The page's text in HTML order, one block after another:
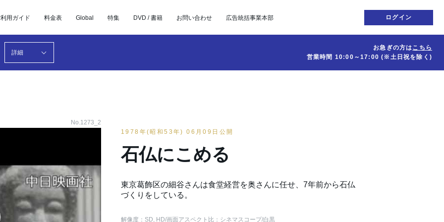
用ガイド 料金表 Global 特集 DVD / 書籍 お問い合わせ 広告統括事業本部 ログイン
詳細
お急ぎの方はこちら
営業時間 10:00～17:00(※土日祝を除く)
No.1273_2
1978年(昭和53年) 06月09日公開
石仏にこめる
東京葛飾区の細谷さんは食堂経営を奥さんに任せ、7年前から石仏
づくりをしている。
解像度：SD, HD/画面アスペクト比：シネマスコープ/白黒